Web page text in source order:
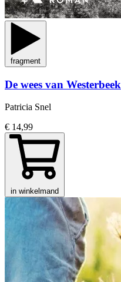
fragment
De wees van Westerbeek
Patricia Snel
€ 14,99
in winkelmand